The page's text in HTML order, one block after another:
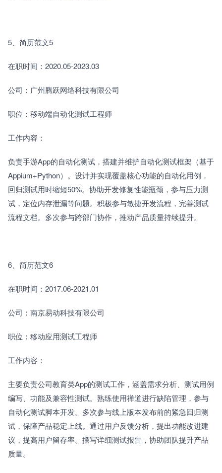
5、简历范文5
在职时间：2020.05-2023.03
公司：广州腾跃网络科技有限公司
职位：移动端自动化测试工程师
工作内容：
负责手游App的自动化测试，搭建并维护自动化测试框架（基于
Appium+Python）。设计并实现覆盖核心功能的自动化用例，
回归测试用时缩短50%。协助开发修复性能瓶颈，参与压力测
试，定位内存泄漏等问题。积极参与敏捷开发流程，完善测试
流程文档。多次参与跨部门协作，推动产品质量持续提升。
6、简历范文6
在职时间：2017.06-2021.01
公司：南京易动科技有限公司
职位：移动应用测试工程师
工作内容：
主要负责公司教育类App的测试工作，涵盖需求分析、测试用例
编写、功能及兼容性测试。熟练使用禅道进行缺陷管理，参与
自动化测试脚本开发。多次参与线上版本发布前的紧急回归测
试，保障产品稳定上线。通过用户反馈分析，提出功能改进建
议，提高用户留存率。撰写详细测试报告，协助团队提升产品
质量。